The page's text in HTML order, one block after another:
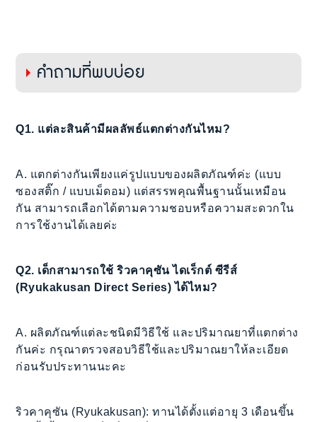
คำถามที่พบบ่อย
Q1. แต่ละสินค้ามีผลลัพธ์แตกต่างกันไหม?
A. แตกต่างกันเพียงแค่รูปแบบของผลิตภัณฑ์ค่ะ (แบบ
ซองสติ๊ก / แบบเม็ดอม) แต่สรรพคุณพื้นฐานนั้นเหมือน
กัน สามารถเลือกได้ตามความชอบหรือความสะดวกใน
การใช้งานได้เลยค่ะ
Q2. เด็กสามารถใช้ ริวคาคุซัน ไดเร็กต์ ซีรีส์
(Ryukakusan Direct Series) ได้ไหม?
A. ผลิตภัณฑ์แต่ละชนิดมีวิธีใช้ และปริมาณยาที่แตกต่าง
กันค่ะ กรุณาตรวจสอบวิธีใช้และปริมาณยาให้ละเอียด
ก่อนรับประทานนะคะ
ริวคาคุซัน (Ryukakusan): ทานได้ตั้งแต่อายุ 3 เดือนขึ้น